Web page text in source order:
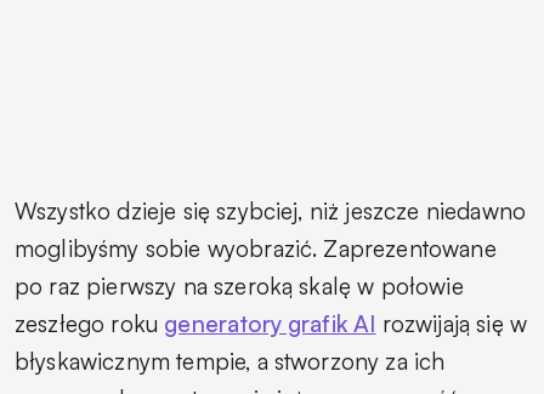
Wszystko dzieje się szybciej, niż jeszcze niedawno
moglibyśmy sobie wyobrazić. Zaprezentowane
po raz pierwszy na szeroką skalę w połowie
zeszłego roku generatory grafik AI rozwijają się w
błyskawicznym tempie, a stworzony za ich